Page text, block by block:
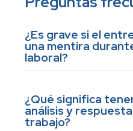
¿Es grave si el
una mentira
laboral?
¿Qué significa
análisis y
trabajo?